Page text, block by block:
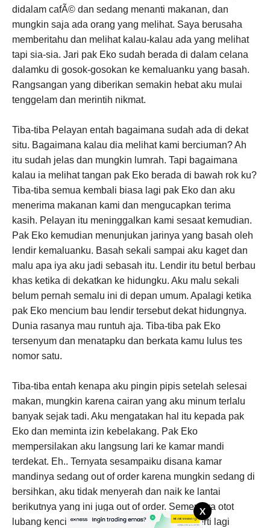
X
didalam cafÃ© dan sedang menanti makanan, dan
mungkin saja ada orang yang melihat. Saya berusaha
memberitahu dan melihat kalau-kalau ada yang melihat
tapi sia-sia. Jari pak Eko sudah berada di dalam celana
dalamku di gosok-gosokan ke kemaluanku yang basah.
Rangsangan yang diberikan semakin hebat aku mulai
tenggelam dan merintih nikmat.
Tiba-tiba Pelayan entah bagaimana sudah ada di dekat
situ. Bagaimana kalau dia melihat kami berciuman? Ah
itu sudah jelas dan mungkin lumrah. Tapi bagaimana
kalau ia melihat tangan pak Eko berada di bawah rok ku?
Tiba-tiba semua kembali biasa lagi pak Eko dan aku
menerima makanan kami dan mengucapkan terima
kasih. Pelayan itu meninggalkan kami sesaat kemudian.
Pak Eko kemudian menunjukan jarinya yang basah oleh
lendir kemaluanku. Basah sekali sampai aku kaget dan
malu apa iya aku jadi sebasah itu. Lendir itu betul berbau
khas ketika di dekatkan ke hidungku. Aku malu sekali
belum pernah semalu ini di depan umum. Apalagi ketika
pak Eko mencium bau lendir tersebut dekat hidungnya.
Dunia rasanya mau runtuh aja. Tiba-tiba pak Eko
tersenyum dan menatapku dan berkata kamu lulus tes
nomor satu.
Tiba-tiba entah kenapa aku pingin pipis setelah selesai
makan, mungkin karena cairan yang aku minum terlalu
banyak sejak tadi. Aku mengatakan hal itu kepada pak
Eko dan meminta izin kebelakang. Pak Eko
mempersilakan aku langsung lari ke kamar mandi
terdekat. Eh.. Ternyata sesampaiku disana kamar
mandinya sedang out of order karena mungkin sedang di
bersihkan, aku tidak menyerah dan naik ke lantai
berikutnya yang ini juga out of order. Sementara otot
lubang kencingku mulai berteriak-teriak seperti lagi